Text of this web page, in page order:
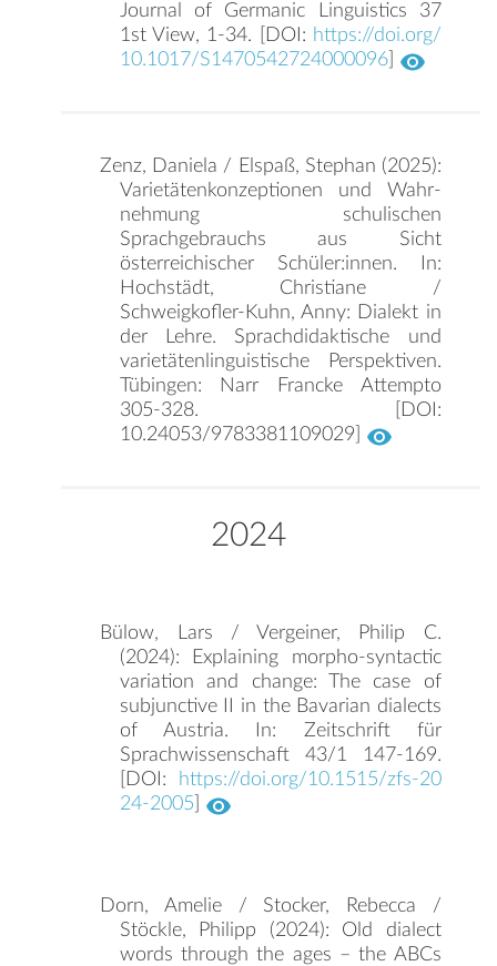
Zenz, Daniela / Elspaß, Stephan (2025):
Varietätenkonzeptionen und Wahr­
nehmung schu­lischen
Sprachgebrauchs aus Sicht
österreichischer Schüler:innen. In:
Hochstädt, Christiane /
Schweigkofler-Kuhn, Anny: Dialekt in
der Lehre. Sprach­didaktische und
varietätenlinguistische Perspektiven.
Tübingen: Narr Francke Attempto
305-328. [DOI:
10.24053/9783381109029]
Journal of Germanic Linguistics 37
1st View, 1-34. [DOI: https://doi.org/
10.1017/S1470542724000096]
2024
Dorn, Amelie / Stocker, Rebecca /
Stöckle, Philipp (2024): Old dialect
words through the ages – the ABCs
Bülow, Lars / Vergeiner, Philip C.
(2024): Explaining morpho-syntactic
variation and change: The case of
subjunctive II in the Bavarian dialects
of Austria. In: Zeitschrift für
Sprachwissenschaft 43/1 147-169.
[DOI:
https://doi.org/10.1515/zfs-20
24-2005